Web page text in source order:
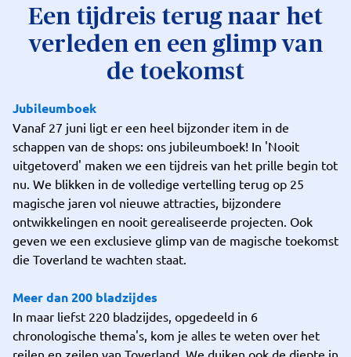
Een tijdreis terug naar het
verleden en een glimp van
de toekomst
Jubileumboek
Vanaf 27 juni ligt er een heel bijzonder item in de
schappen van de shops: ons jubileumboek! In 'Nooit
uitgetoverd' maken we een tijdreis van het prille begin tot
nu. We blikken in de volledige vertelling terug op 25
magische jaren vol nieuwe attracties, bijzondere
ontwikkelingen en nooit gerealiseerde projecten. Ook
geven we een exclusieve glimp van de magische toekomst
die Toverland te wachten staat.
Meer dan 200 bladzijdes
In maar liefst 220 bladzijdes, opgedeeld in 6
chronologische thema's, kom je alles te weten over het
reilen en zeilen van Toverland. We duiken ook de diepte in